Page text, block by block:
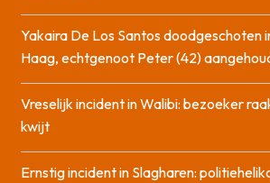
Yakaira De Los Santos doodgeschoten
Haag, echtgenoot Peter (42)
Vreselijk incident in Walibi: bezoeker
kwijt
Ernstig incident in Slagharen: